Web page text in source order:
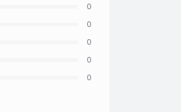
0
0
0
0
0